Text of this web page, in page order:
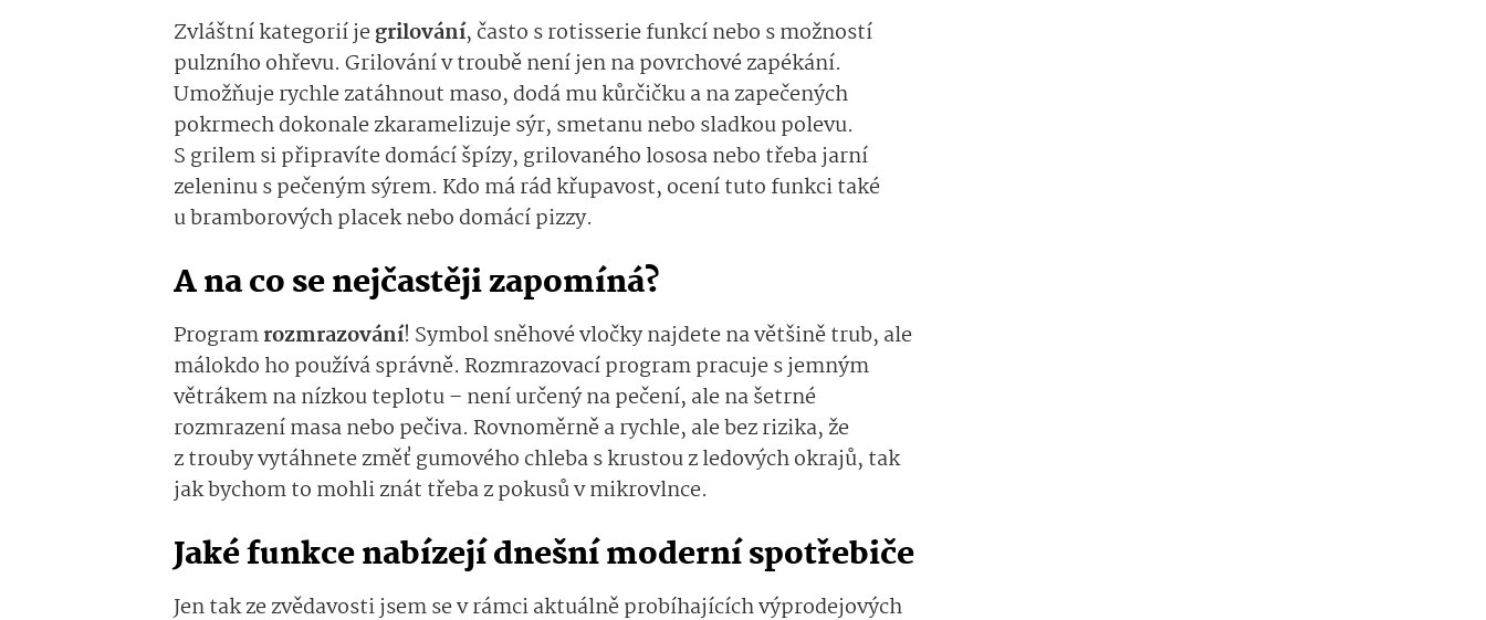
Zvláštní kategorií jegrilování, často s rotisserie funkcí nebo s možností
pulzního ohřevu. Grilování v troubě není jen na povrchové zapékání.
Umožňuje rychle zatáhnout maso, dodá mu kůrčičku a na zapečených
pokrmech dokonale zkaramelizuje sýr, smetanu nebo sladkou polevu.
S grilem si připravíte domácí špízy, grilovaného lososa nebo třeba jarní
zeleninu s pečeným sýrem. Kdo má rád křupavost, ocení tuto funkci také
u bramborových placek nebo domácí pizzy.
A na co se nejčastěji zapomíná?
Programrozmrazování! Symbol sněhové vločky najdete na většině trub, ale
málokdo ho používá správně. Rozmrazovací program pracuje s jemným
větrákem na nízkou teplotu – není určený na pečení, ale na šetrné
rozmrazení masa nebo pečiva. Rovnoměrně a rychle, ale bez rizika, že
z trouby vytáhnete změť gumového chleba s krustou z ledových okrajů, tak
jak bychom to mohli znát třeba z pokusů v mikrovlnce.
Jaké funkce nabízejí dnešní moderní spotřebiče
Jen tak ze zvědavosti jsem se v rámci aktuálně probíhajících výprodejových